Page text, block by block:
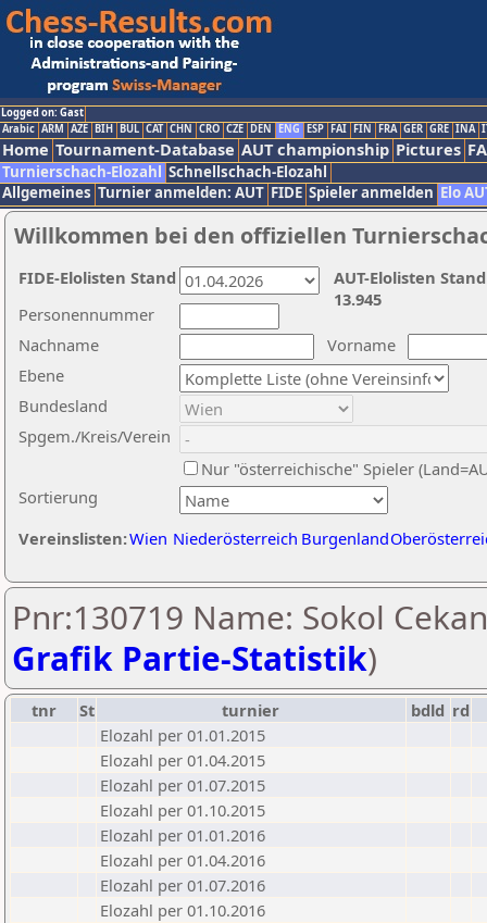
Logged on: Gast
Arabic ARM AZE BIH BUL CAT CHN CRO CZE DEN ENG ESP FAI FIN FRA GER GRE INA
Home Tournament-Database AUT championship Pictures
Turnierschach-Elozahl Schnellschach-Elozahl
Allgemeines Turnier anmelden: AUT FIDE Spieler anmelden Elo
Willkommen bei den offiziellen
Nachname
Vorname
Ebene
Sortierung
Personennummer
Bundesland
Spgem./Kreis/Verein
Nur "österreichische" Spieler
Vereinslisten:Wien Niederösterreich Burgenland
AUT-Elolisten
13.945
FIDE-Elolisten Stand
Pnr:130719 Name: Sokol
Grafik Partie-Statistik)
tnr St turnier bdld rd
Elozahl per 01.01.2015
Elozahl per 01.04.2015
Elozahl per 01.07.2015
Elozahl per 01.10.2015
Elozahl per 01.01.2016
Elozahl per 01.04.2016
Elozahl per 01.07.2016
Elozahl per 01.10.2016